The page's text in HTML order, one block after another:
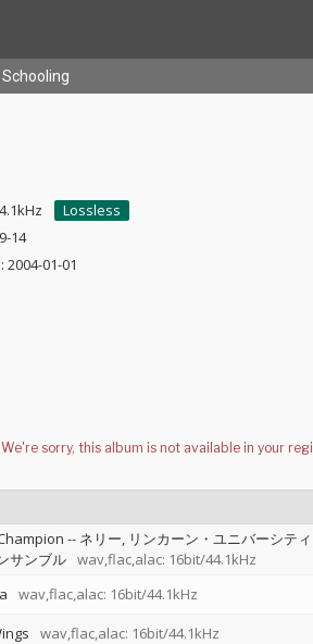
Schooling
Lossless
14
01-01
-- ネリー リンカーン・ユニバーシテ
サンブル wav,flac,alac: 16bit/44.1kHz
wav,flac,alac: 16bit/44.1kHz
wav,flac,alac: 16bit/44.1kHz